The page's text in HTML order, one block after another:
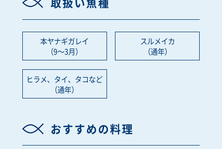
本ヤナギガレイ
（9～3月）
スルメイカ
（通年）
ヒラメ、タイ、タコなど
（通年）
おすすめの料理